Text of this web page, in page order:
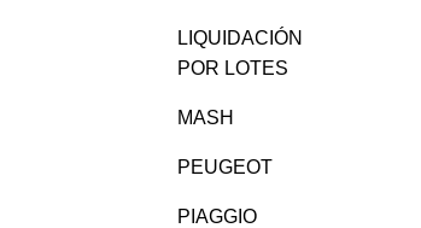
LIQUIDACIÓN
POR LOTES
MASH
PEUGEOT
PIAGGIO